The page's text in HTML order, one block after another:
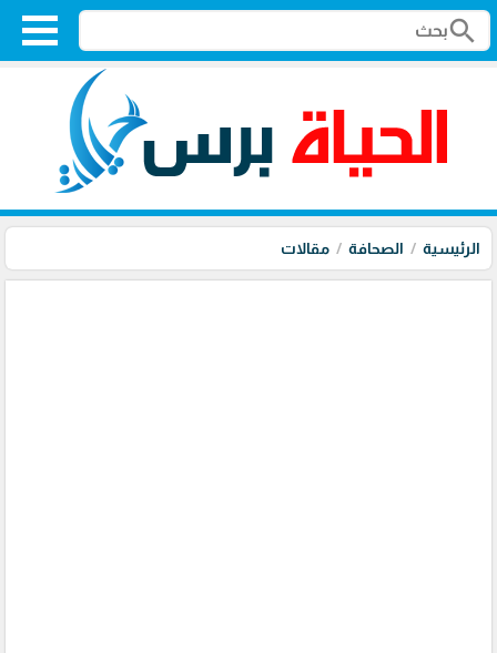
search
الرئيسية الصحافة مقالات